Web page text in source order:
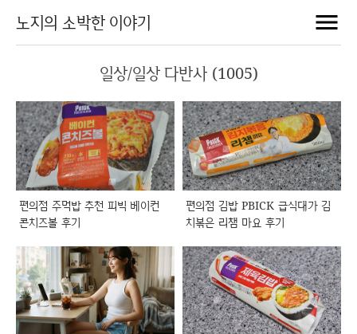
노지의 소박한 이야기
일상/일상 다반사 (1005)
편의점 주먹밥 추천 피빅 베이컨
콘치즈볼 후기
편의점 김밥 PBICK 급식대가 김
치볶은 리챔 마요 후기